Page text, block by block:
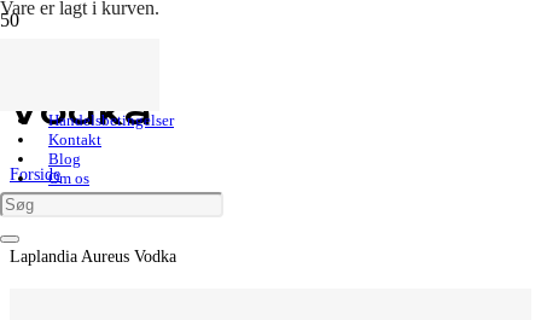
Vare er lagt i kurven.
Handelsbetingelser
Kontakt
Blog
Om os
Vodka
Forside
Shop
Vodka
Finsk Vodka
Laplandia Aureus Vodka